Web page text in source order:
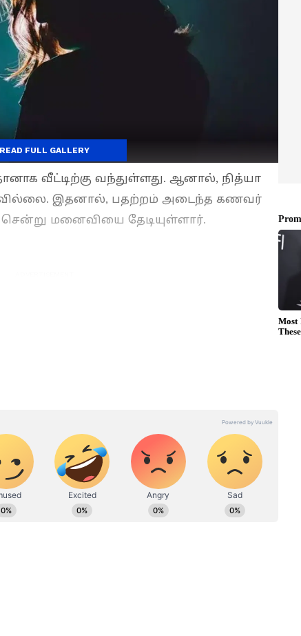
வீட்டிற்கு வந்துள்ளது. ஆனால், நித்யா
வில்லை. இதனால், பதற்றம் அடைந்த கணவர்
மனைவியை தேடியுள்ளார்.
FULL GALLERY